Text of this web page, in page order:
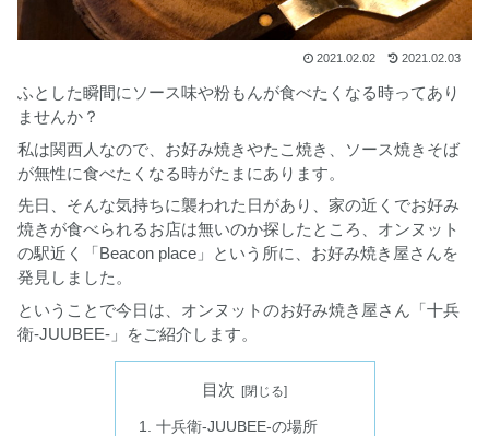
2021.02.02 2021.02.03
ふとした瞬間にソース味や粉もんが食べたくなる時ってあり
ませんか？
私は関西人なので、お好み焼きやたこ焼き、ソース焼きそば
が無性に食べたくなる時がたまにあります。
先日、そんな気持ちに襲われた日があり、家の近くでお好み
焼きが食べられるお店は無いのか探したところ、オンヌット
の駅近く「Beacon place」という所に、お好み焼き屋さんを
発見しました。
ということで今日は、オンヌットのお好み焼き屋さん「十兵
衛-JUUBEE-」をご紹介します。
目次
十兵衛-JUUBEE-の場所